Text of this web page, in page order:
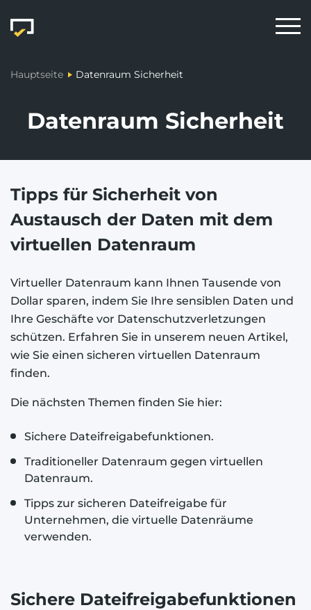
Hauptseite Datenraum Sicherheit
Datenraum Sicherheit
Tipps für Sicherheit von
Austausch der Daten mit dem
virtuellen Datenraum
Virtueller Datenraum kann Ihnen Tausende von
Dollar sparen, indem Sie Ihre sensiblen Daten und
Ihre Geschäfte vor Datenschutzverletzungen
schützen. Erfahren Sie in unserem neuen Artikel,
wie Sie einen sicheren virtuellen Datenraum
finden.
Die nächsten Themen finden Sie hier:
Sichere Dateifreigabefunktionen.
Traditioneller Datenraum gegen virtuellen
Datenraum.
Tipps zur sicheren Dateifreigabe für
Unternehmen, die virtuelle Datenräume
verwenden.
Sichere Dateifreigabefunktionen